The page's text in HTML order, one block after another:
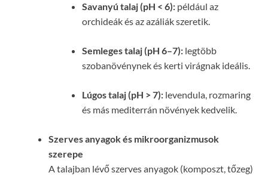
Savanyú talaj (pH < 6): például az
orchideák és az azáliák szeretik.
Semleges talaj (pH 6–7): legtöbb
szobanövénynek és kerti virágnak ideális.
Lúgos talaj (pH > 7): levendula, rozmaring
és más mediterrán növények kedvelik.
Szerves anyagok és mikroorganizmusok
szerepe
A talajban lévő szerves anyagok (komposzt, tőzeg)